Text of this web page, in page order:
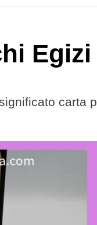
Egizi
carta